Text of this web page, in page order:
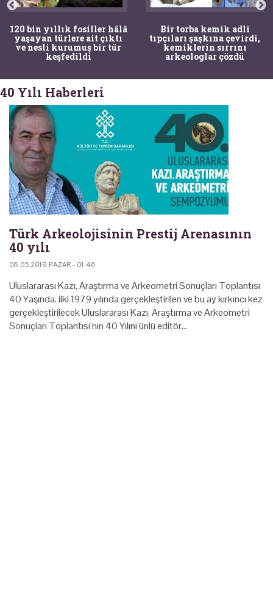
120 bin yıllık fosiller hâlâ
yaşayan türlere ait çıktı
ve nesli kurumuş bir tür
keşfedildi
Bir torba kemik adli
tıpçıları şaşkına çevirdi,
kemiklerin sırrını
arkeologlar çözdü
40 Yılı Haberleri
Türk Arkeolojisinin Prestij Arenasının
40 yılı
06.05.2018 PAZAR - 01:46
Uluslararası Kazı, Araştırma ve Arkeometri Sonuçları Toplantısı
40 Yaşında. ilki 1979 yılında gerçekleştirilen ve bu ay kırkıncı kez
gerçekleştirilecek Uluslararası Kazı, Araştırma ve Arkeometri
Sonuçları Toplantısı’nın 40 Yılını ünlü editör…